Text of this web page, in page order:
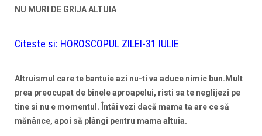
NU MURI DE GRIJA ALTUIA
Citeste si: HOROSCOPUL ZILEI-31 IULIE
Altruismul care te bantuie azi nu-ti va aduce nimic bun.Mult
prea preocupat de binele aproapelui, risti sa te neglijezi pe
tine si nu e momentul. Întâi vezi dacă mama ta are ce să
mănânce, apoi să plângi pentru mama altuia.